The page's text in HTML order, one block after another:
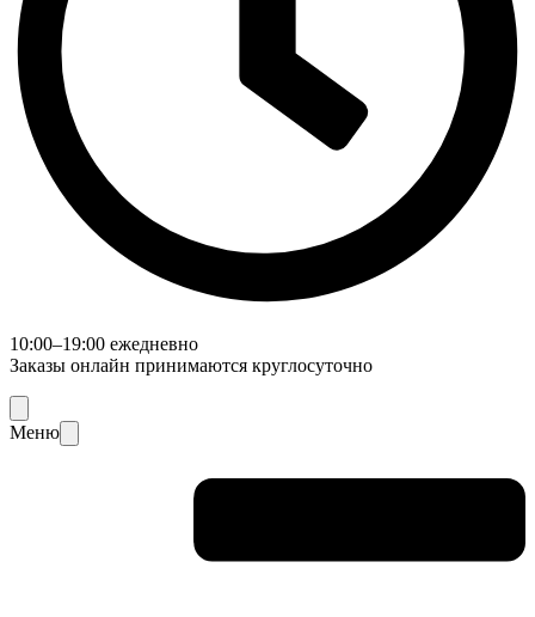
10:00–19:00 ежедневно
Заказы онлайн принимаются круглосуточно
Меню